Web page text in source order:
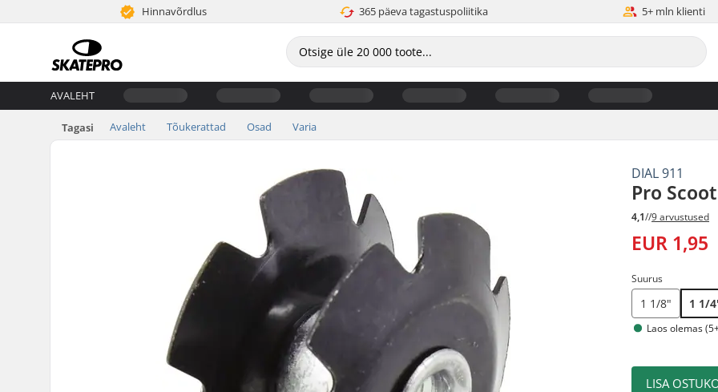
Hinnavõrdlus 365 päeva tagastuspoliitika 5+ mln klienti
AVALEHT
Tagasi Avaleht Tõukerattad Osad Varia
DIAL 911
Pro
4,1//9 arvustused
EUR 1,95
Suurus
1 1/8" 1 1/
Laos olemas
LISA